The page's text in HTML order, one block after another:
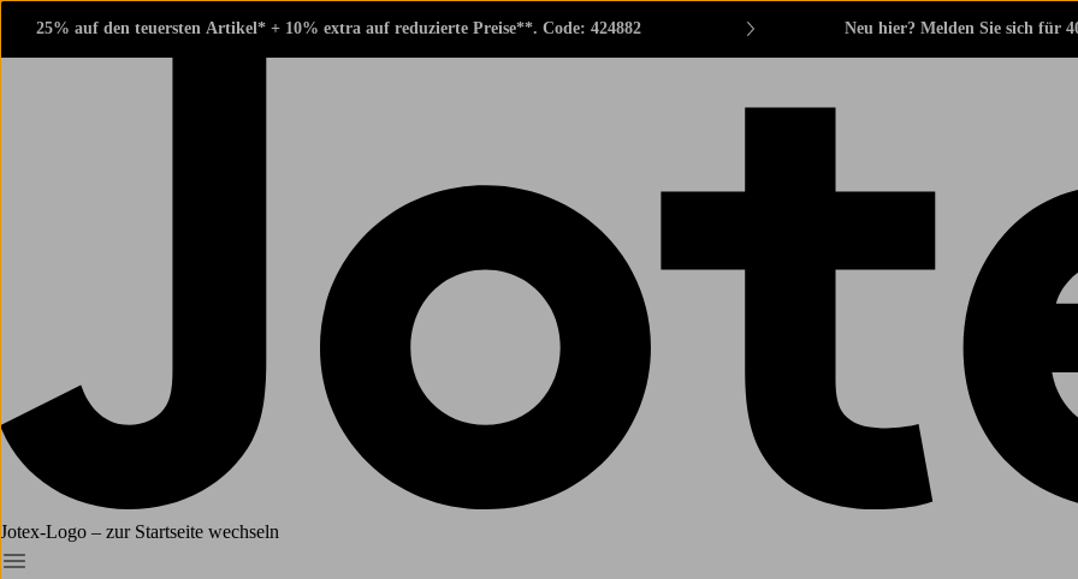
25% auf den teuersten Artikel* + 10% extra auf reduzierte Preise**. Code: 424882 Neu hier? Melden Sie sich für
Jotex-Logo – zur Startseite wechseln
Ellos‘ Menü